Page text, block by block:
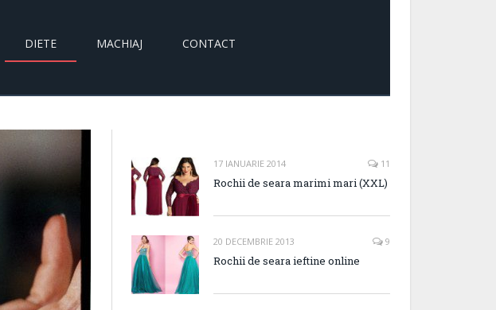
DIETE MACHIAJ CONTACT
17 IANUARIE 2014 11
Rochii de seara marimi mari (XXL)
20 DECEMBRIE 2013 9
Rochii de seara ieftine online